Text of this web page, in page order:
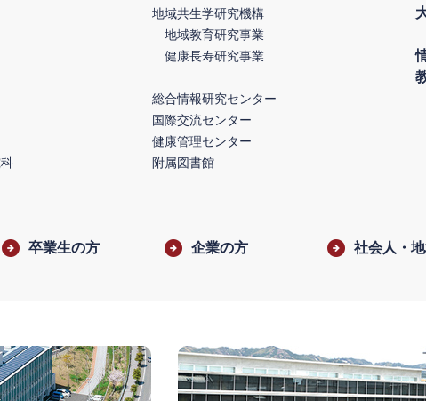
地域共生学研究機構
地域教育研究事業
健康長寿研究事業
総合情報研究センター
国際交流センター
健康管理センター
附属図書館
卒業生の方 企業の方 社会人・